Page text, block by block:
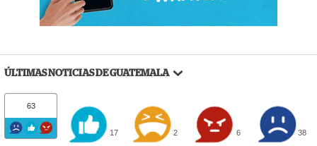
ÚLTIMAS NOTICIAS DE GUATEMALA
63
17 2 6 38